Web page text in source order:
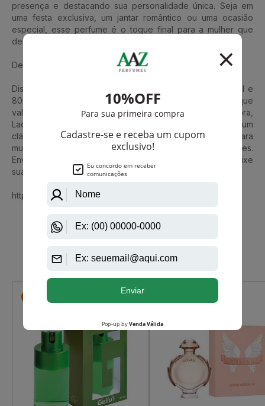
presença e destacando sua personalidade única. Seja em
uma festa exclusiva, um jantar romântico ou uma ocasião
especial, esse perfume é o toque final para a mulher que
deseja deixar uma impressão duradoura.
Descubra a Fabulosidade
Disponível em diversas opções de volumetria: 30ml, 50ml e
80ml, Lady Million Fabulous é uma experiência sensorial que
vale a pena ser explorada. Assim como sua predecessora,
Lady Million, esse perfume tem o potencial de se tornar um
clássico moderno, uma verdadeira joia perfumada para
mulheres que buscam estar no centro das atenções.
Envolva-se na fabulosidade de Lady Million Fabulous e deixe
sua presença brilhar como nunca.
https://www.aazperfumes.com.br/Carolina-Herrera
Que viu, viu também
-R$ 37,25